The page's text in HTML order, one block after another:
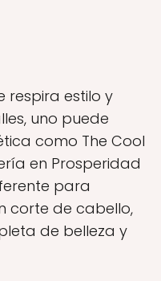
respira estilo y
uno puede
como The Cool
en Prosperidad
para
corte de cabello,
de belleza y